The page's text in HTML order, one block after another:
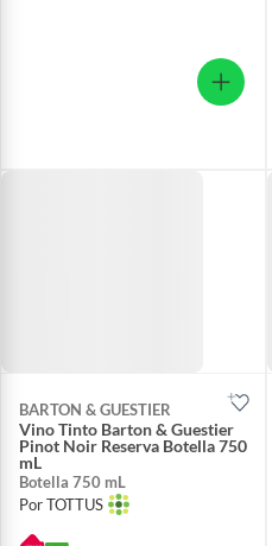
BARTON & GUESTIER
Vino Tinto Barton & Guestier
Pinot Noir Reserva Botella 750
mL
Botella 750 mL
Por TOTTUS